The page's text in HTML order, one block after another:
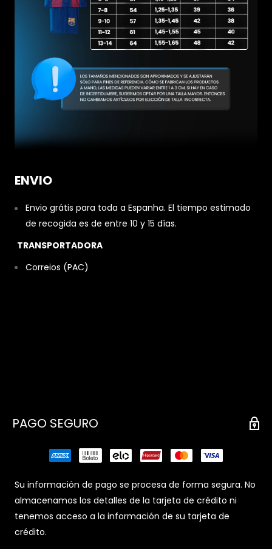
ENVIO
Envio grátis para toda a Espanha. El tiempo estimado
de recogida es de entre 10 y 15 días.
TRANSPORTADORA
Correios (PAC)
PAGO SEGURO
Su información de pago se procesa de forma segura. No
almacenamos los detalles de la tarjeta de crédito ni
tenemos acceso a la información de su tarjeta de
crédito.